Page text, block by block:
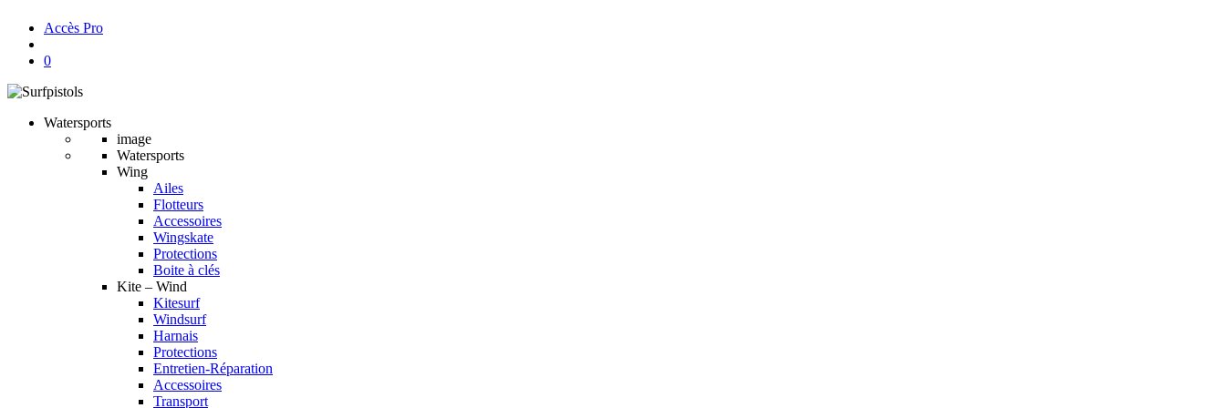
Accès Pro
0
Watersports
image
Watersports
Wing
Ailes
Flotteurs
Accessoires
Wingskate
Protections
Boite à clés
Kite – Wind
Kitesurf
Windsurf
Harnais
Protections
Entretien-Réparation
Accessoires
Transport